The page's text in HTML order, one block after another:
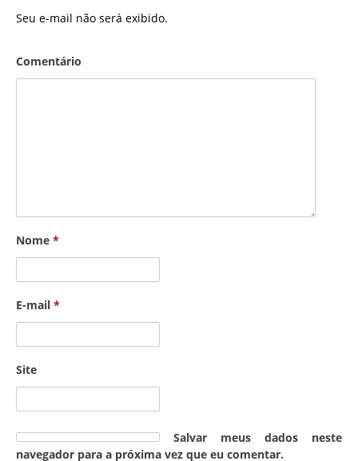
Seu e-mail não será exibido.
Comentário
Nome *
E-mail *
Site
Salvar meus dados neste
navegador para a próxima vez que eu comentar.